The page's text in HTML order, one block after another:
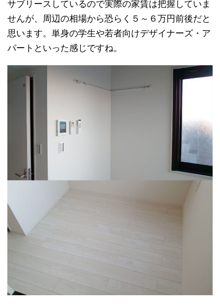
サブリースしているので実際の家賃は把握していま
せんが、周辺の相場から恐らく５～６万円前後だと
思います。単身の学生や若者向けデザイナーズ・ア
パートといった感じですね。